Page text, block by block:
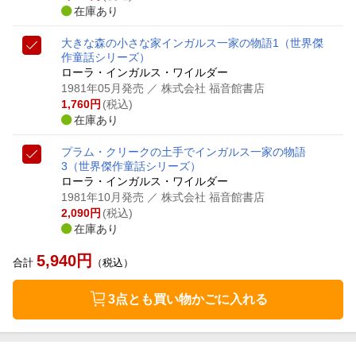
在庫あり
大きな森の小さな家インガルス一家の物語1 （世界傑
作童話シリーズ）
ローラ・インガルス・ワイルダー
1981年05月発売 ／ 株式会社 福音館書店
1,760円 (税込)
在庫あり
プラム・クリークの土手でインガルス一家の物語
3 （世界傑作童話シリーズ）
ローラ・インガルス・ワイルダー
1981年10月発売 ／ 株式会社 福音館書店
2,090円 (税込)
在庫あり
合計 5,940円 （税込）
3点とも買い物かごに入れる